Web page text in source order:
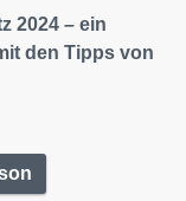
2024 – ein
den Tipps von